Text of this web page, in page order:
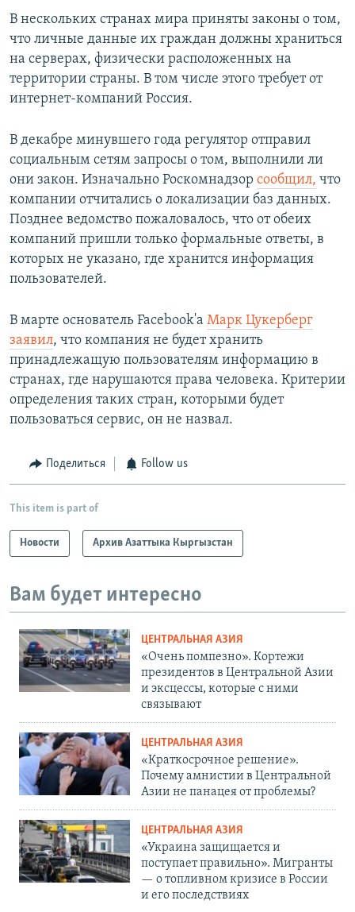
В нескольких странах мира приняты законы о том,
что личные данные их граждан должны храниться
на серверах, физически расположенных на
территории страны. В том числе этого требует от
интернет-компаний Россия.
В декабре минувшего года регулятор отправил
социальным сетям запросы о том, выполнили ли
они закон. Изначально Роскомнадзор сообщил, что
компании отчитались о локализации баз данных.
Позднее ведомство пожаловалось, что от обеих
компаний пришли только формальные ответы, в
которых не указано, где хранится информация
пользователей.
В марте основатель Facebook'а Марк Цукерберг
заявил, что компания не будет хранить
принадлежащую пользователям информацию в
странах, где нарушаются права человека. Критерии
определения таких стран, которыми будет
пользоваться сервис, он не назвал.
Поделиться Follow us
This item is part of
Новости Архив Азаттыка Кыргызстан
Вам будет интересно
ЦЕНТРАЛЬНАЯ АЗИЯ
«Очень помпезно». Кортежи
президентов в Центральной Азии
и эксцессы, которые с ними
связывают
ЦЕНТРАЛЬНАЯ АЗИЯ
«Краткосрочное решение».
Почему амнистии в Центральной
Азии не панацея от проблемы?
ЦЕНТРАЛЬНАЯ АЗИЯ
«Украина защищается и
поступает правильно». Мигранты
— о топливном кризисе в России
и его последствиях